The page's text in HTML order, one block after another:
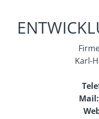
Karl-
Mail: